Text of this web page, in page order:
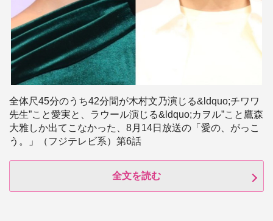
全体尺45分のうち42分間が木村文乃演じる&ldquo;チワワ
先生”こと愛実と、ラウール演じる&ldquo;カヲル”こと鷹森
大雅しか出てこなかった、8月14日放送の「愛の、がっこ
う。」（フジテレビ系）第6話
全文を読む